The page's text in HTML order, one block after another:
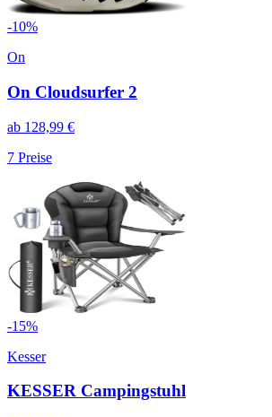
-10%
On
On Cloudsurfer 2
ab 128,99 €
7 Preise
-15%
Kesser
KESSER Campingstuhl